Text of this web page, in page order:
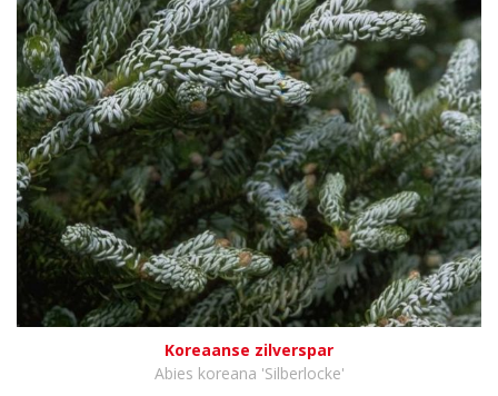
Koreaanse zilverspar
Abies koreana 'Silberlocke'